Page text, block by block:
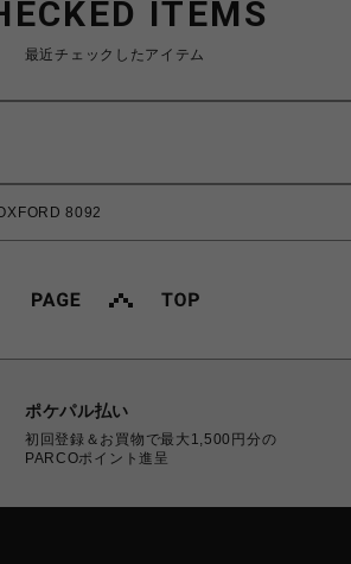
ITEMS
最近チェックしたアイテム
8092
ポケパル払い
初回登録＆お買物で最大1,500円分の
PARCOポイント進呈